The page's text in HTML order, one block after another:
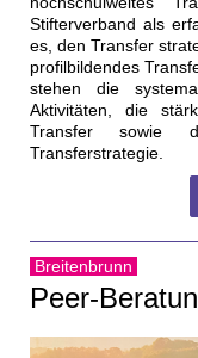
Stifterverband als
es, den Transfer
profilbildendes
stehen die
Aktivitäten, die
Transfer sowie
Transferstrategie.
Breitenbrunn
Peer-